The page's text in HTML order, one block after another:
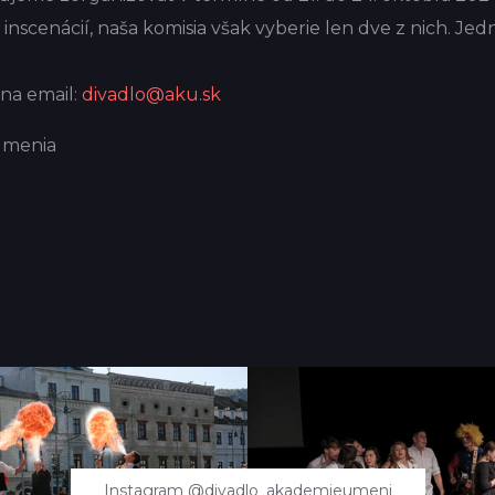
naša komisia však vyberie len dve z nich.
email: divadlo@aku.sk
Instagram @divadlo_akademieumeni